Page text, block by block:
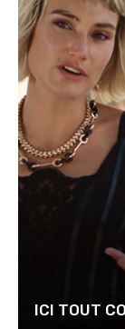
ICI TOUT